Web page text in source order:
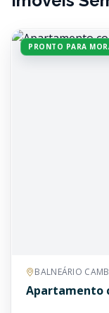
PRONTO PARA
BALNEÁRIO
Apartamento